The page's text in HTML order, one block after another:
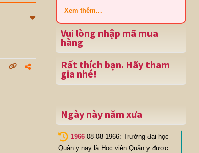
Xem thêm...
Vui lòng nhập mã mua
hàng
Rất thích bạn. Hãy tham
gia nhé!
Ngày này năm xưa
1966 08-08-1966: Trường đại học
Quân y nay là Học viện Quân y được